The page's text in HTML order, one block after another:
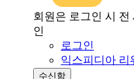
회원은 로그인 시 전
인
로그인
익스피디아 리
수신함